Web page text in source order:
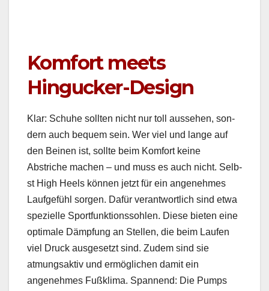
Komfort meets
Hingucker-Design
Klar: Schuhe soll­ten nicht nur toll ausse­hen, son­
dern auch bequem sein. Wer viel und lange auf
den Beinen ist, sollte beim Kom­fort keine
Abstriche machen – und muss es auch nicht. Selb­
st High Heels kön­nen jet­zt für ein angenehmes
Laufge­fühl sor­gen. Dafür ver­ant­wortlich sind etwa
spezielle Sport­funk­tion­ssohlen. Diese bieten eine
opti­male Dämp­fung an Stellen, die beim Laufen
viel Druck aus­ge­set­zt sind. Zudem sind sie
atmungsak­tiv und ermöglichen damit ein
angenehmes Fußk­li­ma. Span­nend: Die Pumps